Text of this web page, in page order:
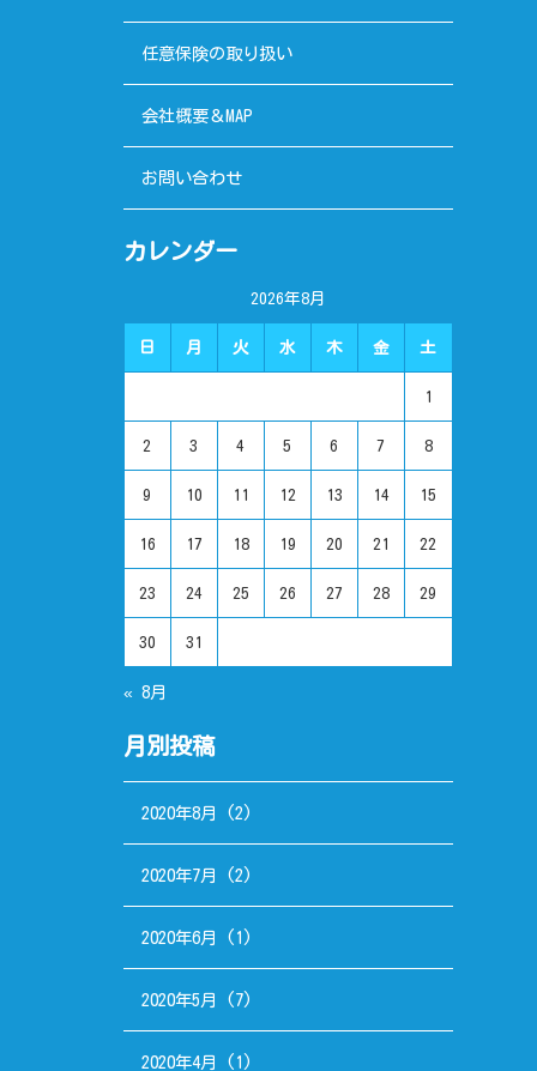
任意保険の取り扱い
会社概要＆MAP
お問い合わせ
カレンダー
2026年8月
日 月 火 水 木 金 土
1
2 3 4 5 6 7 8
9 10 11 12 13 14 15
16 17 18 19 20 21 22
23 24 25 26 27 28 29
30 31
« 8月
月別投稿
2020年8月 (2)
2020年7月 (2)
2020年6月 (1)
2020年5月 (7)
2020年4月 (1)